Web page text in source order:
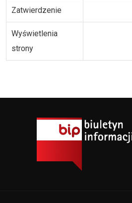
Zatwierdzenie
Wyświetlenia
strony